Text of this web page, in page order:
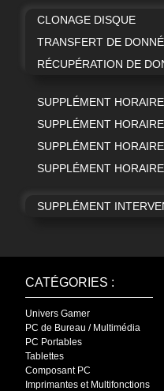
CLONAGE DISQUE
TRANSFERT DE
RÉCUPÉRATION DE
SUPPLÉMENT
SUPPLÉMENT
SUPPLÉMENT
SUPPLÉMENT
SUPPLÉMENT
CATÉGORIES :
Univers Gamer
PC de Bureau / Multimédia
PC Portables
Tablettes
Composant PC
Imprimantes et Multifonctions